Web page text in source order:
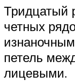
Тридцатый
четных
петель
лицевыми.